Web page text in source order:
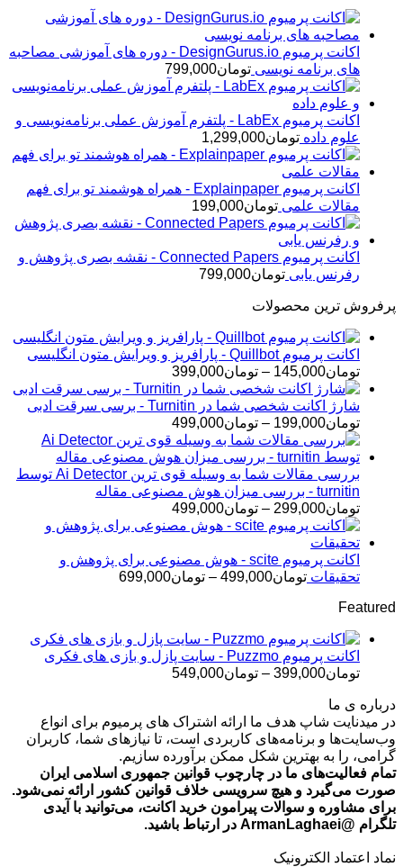
تا
تومان249,000
اکانت پرمیوم DesignGurus.io - دوره ‌های آموزشی مصاحبه
‌های برنامه نویسی تومان799,000
اکانت پرمیوم LabEx - پلتفرم آموزش عملی برنامه‌نویسی و
علوم داده تومان1,299,000
اکانت پرمیوم Explainpaper - همراه هوشمند تو برای فهم
مقالات علمی تومان199,000
اکانت پرمیوم Connected Papers - نقشه بصری پژوهش و
رفرنس یابی تومان799,000
پرفروش ترین محصولات
اکانت پرمیوم Quillbot - پارافریز و ویرایش متون انگلیسی
تومان145,000
– تومان399,000محدوده
قیمت:
تومان145,000
تا
تومان399,000
شارژ اکانت شخصی شما در Turnitin - برسی سرقت ادبی
تومان199,000
– تومان499,000محدوده
قیمت:
تومان199,000
تا
تومان499,000
بررسی مقالات شما به وسیله قوی ترین Ai Detector توسط
turnitin - بررسی میزان هوش مصنوعی مقاله
تومان299,000
– تومان499,000محدوده
قیمت:
تا
تومان499,000
اکانت پرمیوم scite - هوش مصنوعی برای پژوهش و
تحقیقات تومان499,000
– تومان699,000محدوده
تومان699,000
Featured
اکانت پرمیوم Puzzmo - سایت پازل و بازی های فکری
تومان399,000
– تومان549,000
تا
تومان549,000
درباره ی ما
در میدنایت شاپ هدف ما ارائه اشتراک های پرمیوم برای انواع
وب‌سایت‌ها و برنامه‌های کاربردی است، تا نیازهای شما، کاربران
گرامی، را به بهترین شکل ممکن برآورده سازیم.
تمام فعالیت‌های ما در چارچوب قوانین جمهوری اسلامی ایران
صورت می‌گیرد و هیچ سرویسی خلاف قوانین کشور ارائه نمی‌شود.
برای مشاوره و سوالات پیرامون خرید اکانت، می‌توانید با آیدی
تلگرام @ArmanLaghaei در ارتباط باشید.
نماد اعتماد الکترونیک